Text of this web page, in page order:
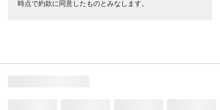
時点で約款に同意したものとみなします。